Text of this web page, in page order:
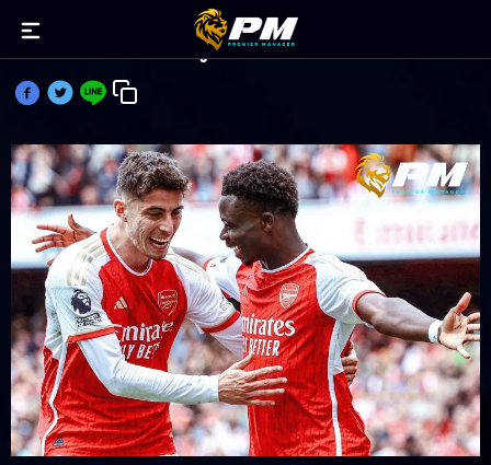
แข้ง แฟนตาซี กดประตูบวกแอสซิสต์ ประเดิมเกมวีก 1